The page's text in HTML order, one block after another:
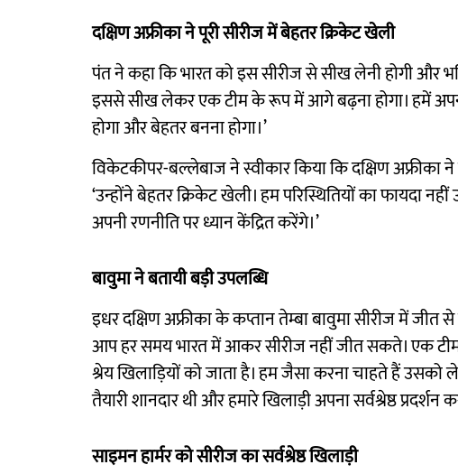
दक्षिण अफ्रीका ने पूरी सीरीज में बेहतर क्रिकेट खेली
पंत ने कहा कि भारत को इस सीरीज से सीख लेनी होगी और
इससे सीख लेकर एक टीम के रूप में आगे बढ़ना होगा। हमें
होगा और बेहतर बनना होगा।’
विकेटकीपर-बल्लेबाज ने स्वीकार किया कि दक्षिण अफ्रीका
‘उन्होंने बेहतर क्रिकेट खेली। हम परिस्थितियों का फायदा
अपनी रणनीति पर ध्यान केंद्रित करेंगे।’
बावुमा ने बतायी बड़ी उपलब्धि
इधर दक्षिण अफ्रीका के कप्तान तेम्बा बावुमा सीरीज में जीत
आप हर समय भारत में आकर सीरीज नहीं जीत सकते। एक
श्रेय खिलाड़ियों को जाता है। हम जैसा करना चाहते हैं उसको
तैयारी शानदार थी और हमारे खिलाड़ी अपना सर्वश्रेष्ठ
साइमन हार्मर को सीरीज का सर्वश्रेष्ठ खिलाड़ी